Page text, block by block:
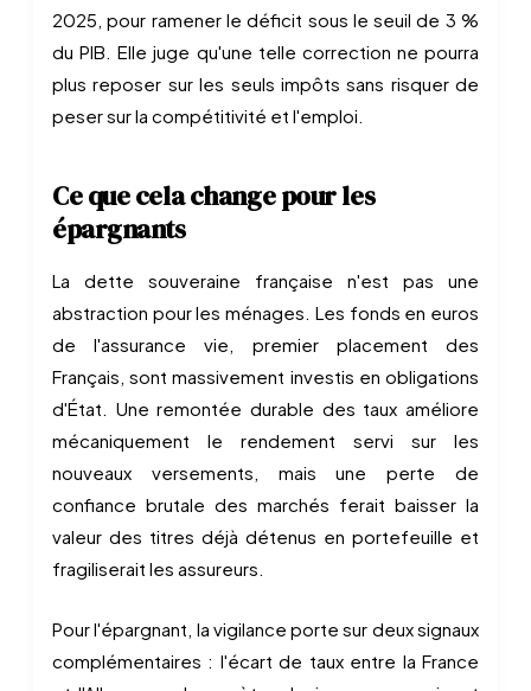
2025, pour ramener le déficit sous le seuil de 3 %
du PIB. Elle juge qu'une telle correction ne pourra
plus reposer sur les seuls impôts sans risquer de
peser sur la compétitivité et l'emploi.
Ce que cela change pour les
épargnants
La dette souveraine française n'est pas une
abstraction pour les ménages. Les fonds en euros
de l'assurance vie, premier placement des
Français, sont massivement investis en obligations
d'État. Une remontée durable des taux améliore
mécaniquement le rendement servi sur les
nouveaux versements, mais une perte de
confiance brutale des marchés ferait baisser la
valeur des titres déjà détenus en portefeuille et
fragiliserait les assureurs.
Pour l'épargnant, la vigilance porte sur deux signaux
complémentaires : l'écart de taux entre la France